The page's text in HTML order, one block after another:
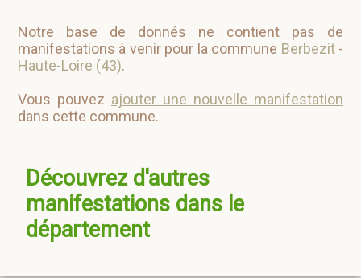
Notre base de donnés ne contient pas de
manifestations à venir pour la commune Berbezit-
Haute-Loire (43).
Vous pouvez ajouter une nouvelle manifestation
dans cette commune.
Découvrez d'autres
manifestations dans le
département